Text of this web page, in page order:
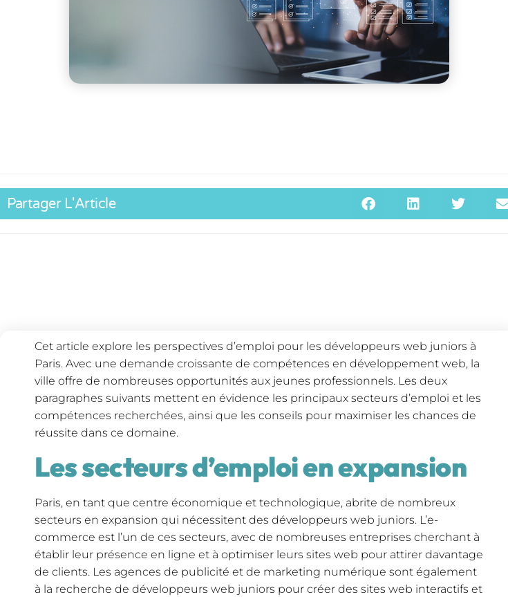
Partager L'Article
Cet article explore les perspectives d’emploi pour les développeurs web juniors à
Paris. Avec une demande croissante de compétences en développement web, la
ville offre de nombreuses opportunités aux jeunes professionnels. Les deux
paragraphes suivants mettent en évidence les principaux secteurs d’emploi et les
compétences recherchées, ainsi que les conseils pour maximiser les chances de
réussite dans ce domaine.
Les secteurs d’emploi en expansion
Paris, en tant que centre économique et technologique, abrite de nombreux
secteurs en expansion qui nécessitent des développeurs web juniors. L’e-
commerce est l’un de ces secteurs, avec de nombreuses entreprises cherchant à
établir leur présence en ligne et à optimiser leurs sites web pour attirer davantage
de clients. Les agences de publicité et de marketing numérique sont également
à la recherche de développeurs web juniors pour créer des sites web interactifs et